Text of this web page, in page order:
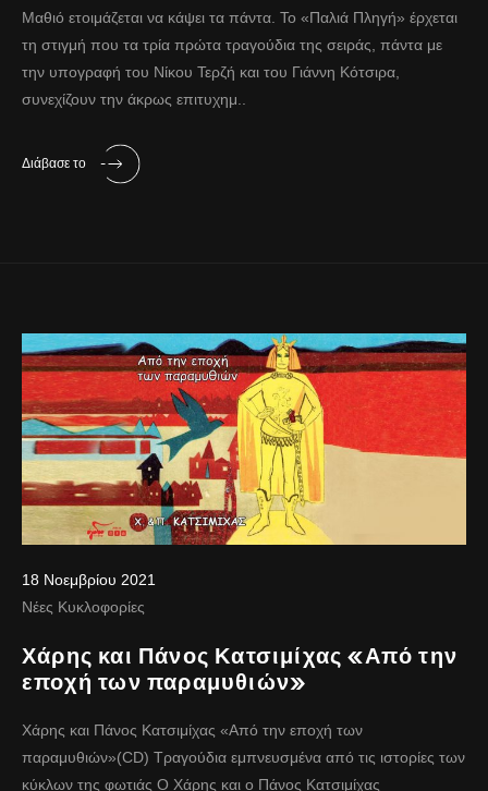
Μαθιό ετοιμάζεται να κάψει τα πάντα. Το «Παλιά Πληγή» έρχεται
τη στιγμή που τα τρία πρώτα τραγούδια της σειράς, πάντα με
την υπογραφή του Νίκου Τερζή και του Γιάννη Κότσιρα,
συνεχίζουν την άκρως επιτυχημ..
Διάβασε το
18 Νοεμβρίου 2021
Νέες Κυκλοφορίες
Χάρης και Πάνος Κατσιμίχας «Από την
εποχή των παραμυθιών»
Χάρης και Πάνος Κατσιμίχας «Από την εποχή των
παραμυθιών»(CD) Τραγούδια εμπνευσμένα από τις ιστορίες των
κύκλων της φωτιάς Ο Χάρης και ο Πάνος Κατσιμίχας